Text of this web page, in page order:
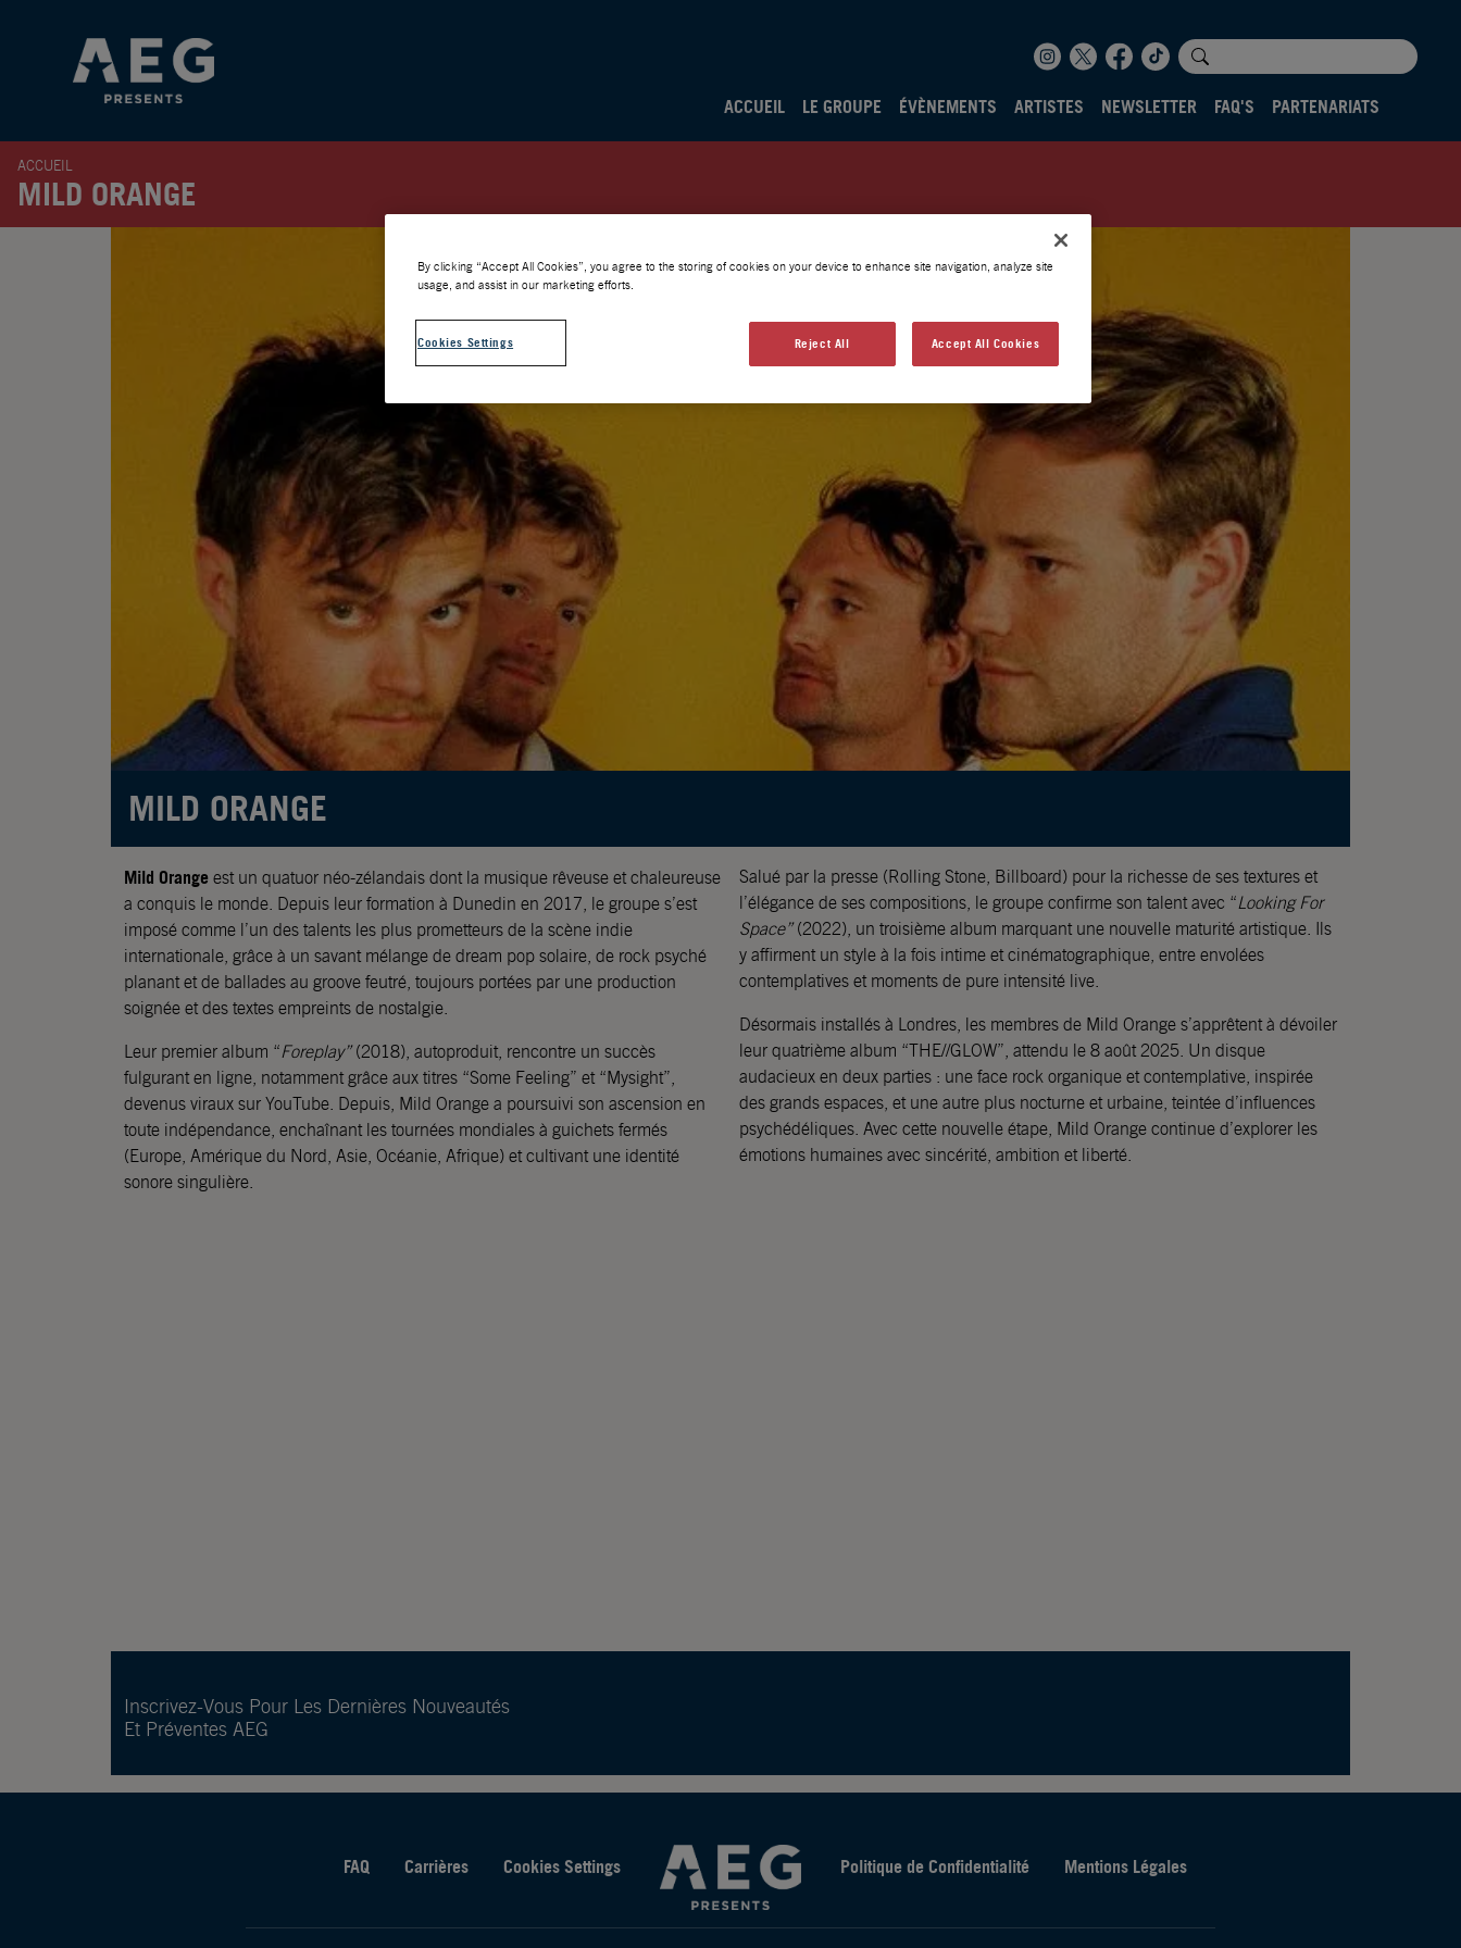
ACCUEIL LE GROUPE ÉVÈNEMENTS ARTISTES NEWSLETTER FAQ'S PARTENARIATS
ACCUEIL
MILD ORANGE
MILD ORANGE
Mild Orange est un quatuor néo-zélandais dont la musique rêveuse et chaleureuse
a conquis le monde. Depuis leur formation à Dunedin en 2017, le groupe s’est
imposé comme l’un des talents les plus prometteurs de la scène indie
internationale, grâce à un savant mélange de dream pop solaire, de rock psyché
planant et de ballades au groove feutré, toujours portées par une production
soignée et des textes empreints de nostalgie.
Leur premier album “Foreplay”(2018), autoproduit, rencontre un succès
fulgurant en ligne, notamment grâce aux titres “Some Feeling” et “Mysight”,
devenus viraux sur YouTube. Depuis, Mild Orange a poursuivi son ascension en
toute indépendance, enchaînant les tournées mondiales à guichets fermés
(Europe, Amérique du Nord, Asie, Océanie, Afrique) et cultivant une identité
sonore singulière.
Salué par la presse (Rolling Stone, Billboard) pour la richesse de ses textures et
l’élégance de ses compositions, le groupe confirme son talent avec “Looking For
Space”(2022), un troisième album marquant une nouvelle maturité artistique. Ils
y affirment un style à la fois intime et cinématographique, entre envolées
contemplatives et moments de pure intensité live.
Désormais installés à Londres, les membres de Mild Orange s’apprêtent à dévoiler
leur quatrième album “THE//GLOW”, attendu le 8 août 2025. Un disque
audacieux en deux parties : une face rock organique et contemplative, inspirée
des grands espaces, et une autre plus nocturne et urbaine, teintée d’influences
psychédéliques. Avec cette nouvelle étape, Mild Orange continue d’explorer les
émotions humaines avec sincérité, ambition et liberté.
Inscrivez-Vous Pour Les Dernières Nouveautés
Et Préventes AEG
FAQ Carrières Cookies Settings Politique de Confidentialité Mentions Légales
By clicking “Accept All Cookies”, you agree to the storing of cookies on your device to enhance site navigation, analyze site
usage, and assist in our marketing efforts.
Cookies Settings Reject All Accept All Cookies